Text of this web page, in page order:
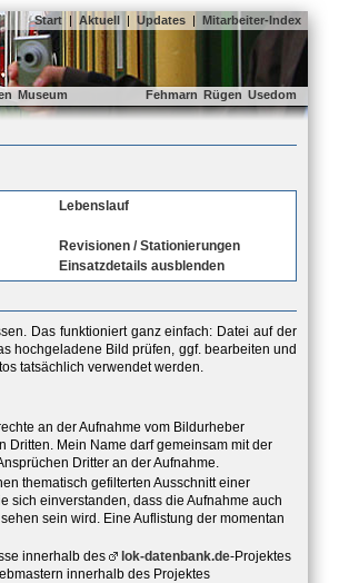
Start | Aktuell | Updates | Mitarbeiter-Index
Museum Fehmarn Rügen Usedom
Lebenslauf
Revisionen / Stationierungen
Einsatzdetails ausblenden
Das funktioniert ganz einfach: Datei auf der
hochgeladene Bild prüfen, ggf. bearbeiten und
tatsächlich verwendet werden.
an der Aufnahme vom Bildurheber
Dritten. Mein Name darf gemeinsam mit der
Dritter an der Aufnahme.
thematisch gefilterten Ausschnitt einer
sich einverstanden, dass die Aufnahme auch
sein wird. Eine Auflistung der momentan
innerhalb des
lok-datenbank.de-Projektes
innerhalb des Projektes